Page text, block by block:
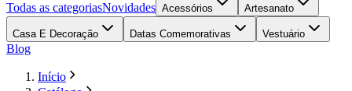
Todas as categoriasNovidades Acessórios Artesanato
Casa E Decoração Datas Comemorativas Vestuário
Blog
Início